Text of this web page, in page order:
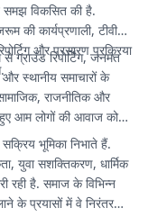
समझ विकसित की है.
की कार्यप्रणाली, टीवी
और प्रसारण प्रक्रिया
से ग्राउंड रिपोर्टिंग, जनमत
स्थानीय समाचारों के
राजनीतिक और
आम लोगों की आवाज को
भूमिका निभाते हैं.
युवा सशक्तिकरण, धार्मिक
रही है. समाज के विभिन्न
के प्रयासों में वे निरंतर